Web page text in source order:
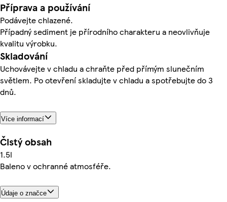
Příprava a používání
Podávejte chlazené.
Případný sediment je přírodního charakteru a neovlivňuje
kvalitu výrobku.
Skladování
Uchovávejte v chladu a chraňte před přímým slunečním
světlem. Po otevření skladujte v chladu a spotřebujte do 3
dnů.
Více informací
Čistý obsah
1.5l
Baleno v ochranné atmosféře.
Údaje o značce